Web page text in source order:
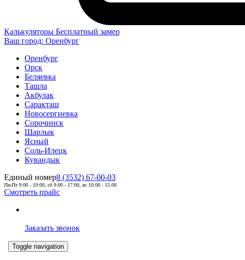
Калькуляторы Бесплатный замер
Ваш город: Оренбург
Оренбург
Орск
Беляевка
Ташла
Акбулак
Саракташ
Новосергиевка
Сорочинск
Шарлык
Ясный
Соль-Илецк
Кувандык
Единый номер8 (3532) 67-00-03
Пн-Пт 9:00 - 19:00, сб 9:00 - 17:00, вс 10:00 - 15:00
Смотреть прайс
Заказать звонок
Toggle navigation